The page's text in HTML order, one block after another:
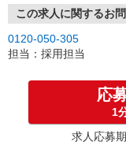
※ご希望があれば、職
お気軽にご応募ください
この求人に関するお
0120-050-305
担当：採用担当
応
1
求人応募